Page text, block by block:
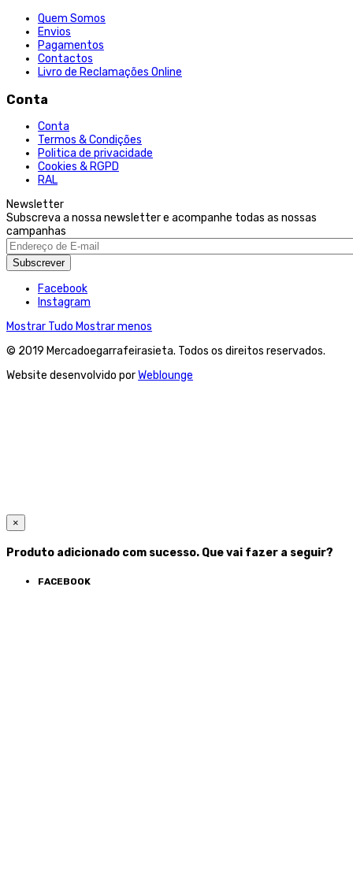
Quem Somos
Envios
Pagamentos
Contactos
Livro de Reclamações Online
Conta
Conta
Termos & Condições
Politica de privacidade
Cookies & RGPD
RAL
Newsletter
Subscreva a nossa newsletter e acompanhe todas as nossas
campanhas
Subscrever
Facebook
Instagram
Mostrar Tudo Mostrar menos
© 2019 Mercadoegarrafeirasieta. Todos os direitos reservados.
Website desenvolvido porWeblounge
×
Produto adicionado com sucesso. Que vai fazer a seguir?
FACEBOOK